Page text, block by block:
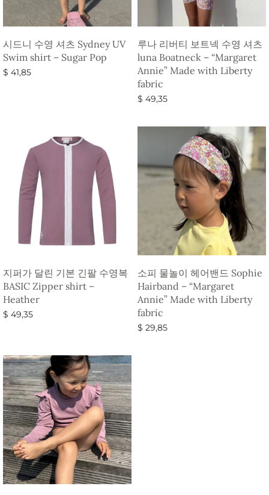
시드니 수영 셔츠 Sydney UV
Swim shirt – Sugar Pop
$ 41,85
루나 리버티 보트넥 수영 셔츠
luna Boatneck – “Margaret
Annie” Made with Liberty
fabric
$ 49,35
지퍼가 달린 기본 긴팔 수영복
BASIC Zipper shirt –
Heather
$ 49,35
소피 물놀이 헤어밴드 Sophie
Hairband – “Margaret
Annie” Made with Liberty
fabric
$ 29,85